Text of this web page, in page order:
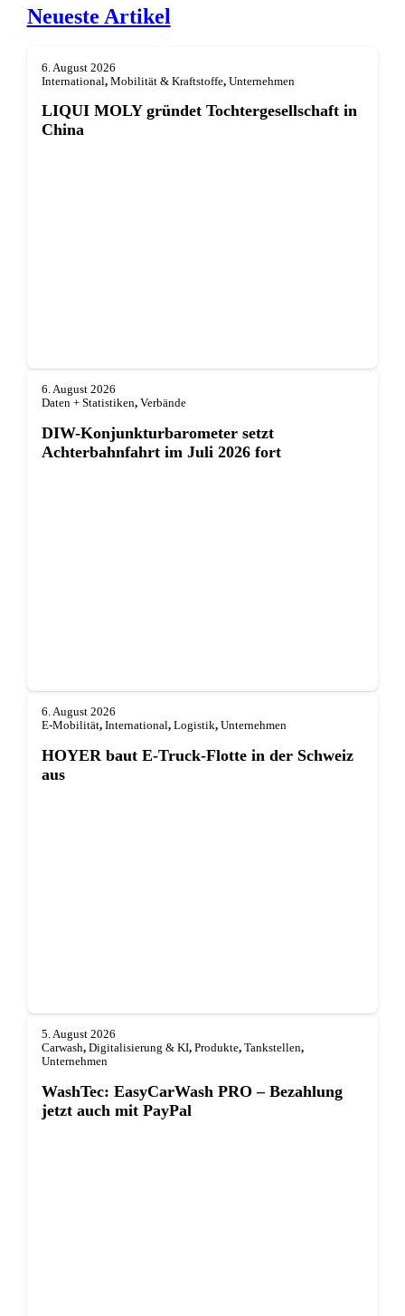
Neueste Artikel
6. August 2026
International, Mobilität & Kraftstoffe, Unternehmen
LIQUI MOLY gründet Tochterge­sellschaft in
China
6. August 2026
Daten + Statistiken, Verbände
DIW-Konjunkturbarometer setzt
Achterbahnfahrt im Juli 2026 fort
6. August 2026
E-Mobilität, International, Logistik, Unternehmen
HOYER baut E-Truck-Flotte in der Schweiz
aus
5. August 2026
Carwash, Digitalisierung & KI, Produkte, Tankstellen,
Unternehmen
WashTec: EasyCarWash PRO – Bezahlung
jetzt auch mit PayPal